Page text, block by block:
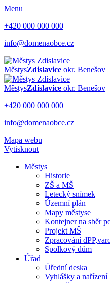
Menu
+420 000 000 000
info@domenaobce.cz
MěstysZdislavice okr. Benešov
MěstysZdislavice okr. Benešov
+420 000 000 000
info@domenaobce.cz
Mapa webu
Vytisknout
Městys
Historie
ZŠ a MŠ
Letecký snímek
Územní plán
Mapy městyse
Kontejner na sběr
Projekt MŠ
Zpracování
Spolkový dům
Úřad
Úřední deska
Vyhlášky a nařízení